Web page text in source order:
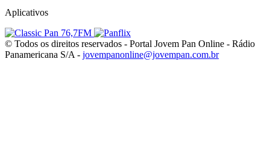
Aplicativos
© Todos os direitos reservados - Portal Jovem Pan Online - Rádio
Panamericana S/A - jovempanonline@jovempan.com.br